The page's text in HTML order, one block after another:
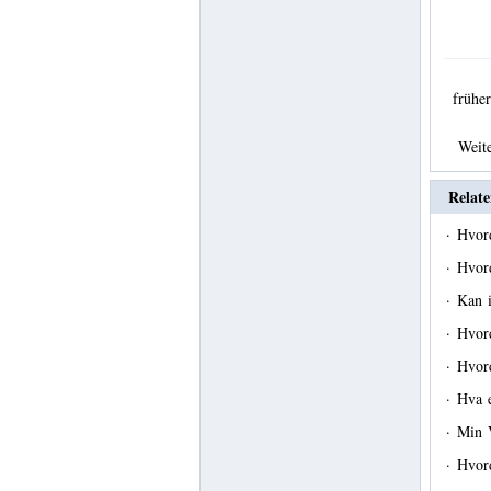
·
·
· Kan
·
·
· Hva
· Min
·